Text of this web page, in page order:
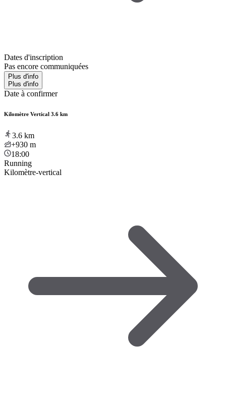
Dates d'inscription
Pas encore communiquées
Plus d'info
Plus d'info
Date à confirmer
Kilomètre Vertical 3.6 km
3.6 km
+930 m
18:00
Running
Kilomètre-vertical